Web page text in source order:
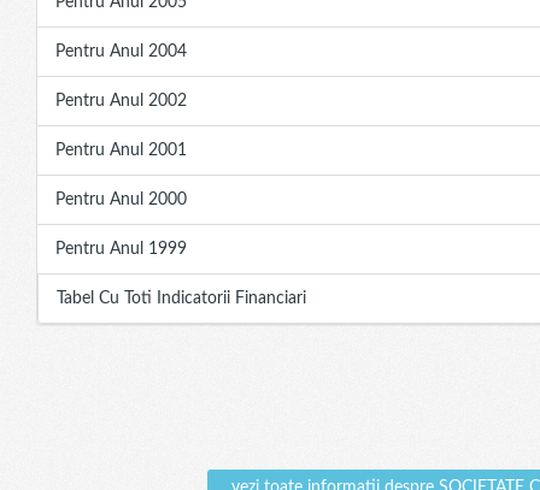
Pentru Anul 2004
Pentru Anul 2002
Pentru Anul 2001
Pentru Anul 2000
Pentru Anul 1999
Tabel Cu Toti Indicatorii Financiari